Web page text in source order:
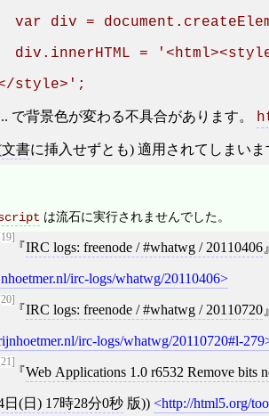
var div =
div.innerHTML =
style>';
で背景色が変わる不具合があります。
文書に挿入せずとも) 適用されてしまいま
は流石に実行されませんでした。
IRC logs: freenode / #whatwg / 20110406
irc-logs/whatwg/20110406
IRC logs: freenode / #whatwg / 20110720
irc-logs/whatwg/20110720#l-279
Web Applications 1.0 r6532 Remove bits
日(日) 17時28分0秒版)) http://html5.org/